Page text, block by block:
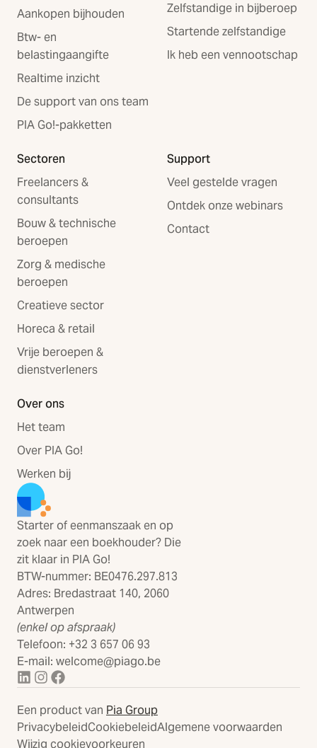
Starter of eenmanszaak en op
zoek naar een boekhouder? Die
zit klaar in PIA Go!
BTW-nummer: BE0476.297.813
Adres: Bredastraat 140, 2060
Antwerpen
(enkel op afspraak)
Telefoon: +32 3 657 06 93
E-mail: welcome@piago.be
Aankopen bijhouden
Btw- en
belastingaangifte
Realtime inzicht
De support van ons team
PIA Go!-pakketten
Zelfstandige in bijberoep
Startende zelfstandige
Ik heb een vennootschap
Sectoren
Freelancers &
consultants
Bouw & technische
beroepen
Zorg & medische
beroepen
Creatieve sector
Horeca & retail
Vrije beroepen &
dienstverleners
Support
Veel gestelde vragen
Ontdek onze webinars
Contact
Over ons
Het team
Over PIA Go!
Werken bij
Een product van Pia Group
PrivacybeleidCookiebeleidAlgemene voorwaarden
Wijzig cookievoorkeuren